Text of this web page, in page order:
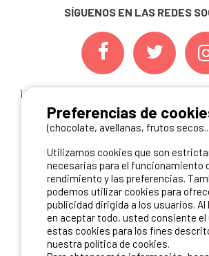
SÍGUENOS EN LAS REDES
¡ Y NO TE PIERDAS NUESTRAS
NOVEDADESINSCRIBIÉNDOTE A
NEWSLETTER!
ME INSCRIBO
NUESTROS PARTNERS
Preferencias de
(chocolate, avellanas, frutos
Utilizamos cookies que son
necesarias para el funcionamiento
rendimiento y las preferencias.
podemos utilizar cookies para
publicidad dirigida a los usuarios. Al
en aceptar todo, usted consiente el
estas cookies para los fines
nuestra política de cookies.